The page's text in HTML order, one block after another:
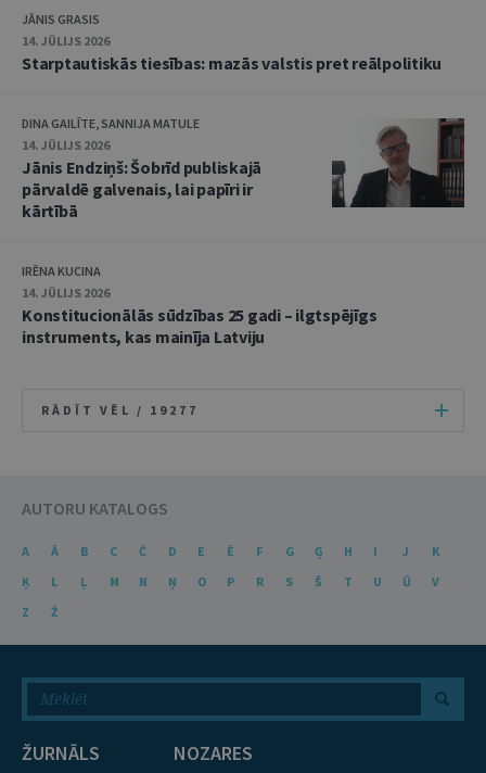
JĀNIS GRASIS
14. JŪLIJS 2026
Starptautiskās tiesības: mazās valstis pret reālpolitiku
DINA GAILĪTE, SANNIJA MATULE
14. JŪLIJS 2026
Jānis Endziņš: Šobrīd publiskajā
pārvaldē galvenais, lai papīri ir
kārtībā
IRĒNA KUCINA
14. JŪLIJS 2026
Konstitucionālās sūdzības 25 gadi – ilgtspējīgs
instruments, kas mainīja Latviju
RĀDĪT VĒL / 19277
AUTORU KATALOGS
A Ā B C Č D E Ē F G Ģ H I J
K
Ķ
L Ļ M N Ņ O P R S Š T U Ū
V
Z
Ž
ŽURNĀLS NOZARES